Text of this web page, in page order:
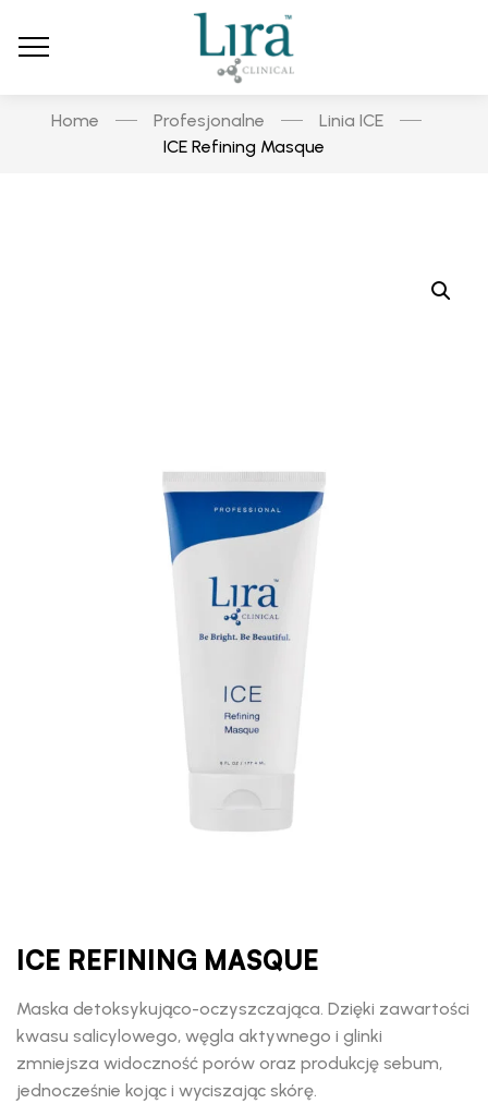
Home Profesjonalne
Linia ICE
ICE Refining Masque
ICE REFINING MASQUE
Maska detoksykująco-oczyszczająca. Dzięki zawartości
kwasu salicylowego, węgla aktywnego i glinki
zmniejsza widoczność porów oraz produkcję sebum,
jednocześnie kojąc i wyciszając skórę.